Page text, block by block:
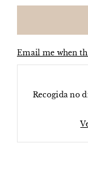
Email me when
Recogida no